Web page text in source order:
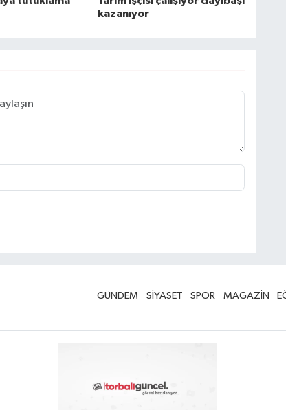
kazanıyor
GÜNDEM SİYASET SPOR MAGAZİN